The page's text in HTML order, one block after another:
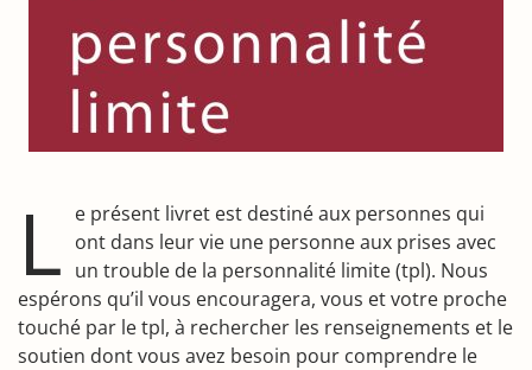
L e présent livret est destiné aux personnes qui
ont dans leur vie une personne aux prises avec
un trouble de la personnalité limite (tpl). Nous
espérons qu’il vous encouragera, vous et votre proche
touché par le tpl, à rechercher les renseignements et le
soutien dont vous avez besoin pour comprendre le